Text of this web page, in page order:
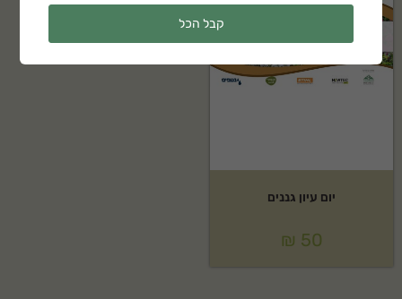
יום עיון גננים
₪ 50
קבל הכל